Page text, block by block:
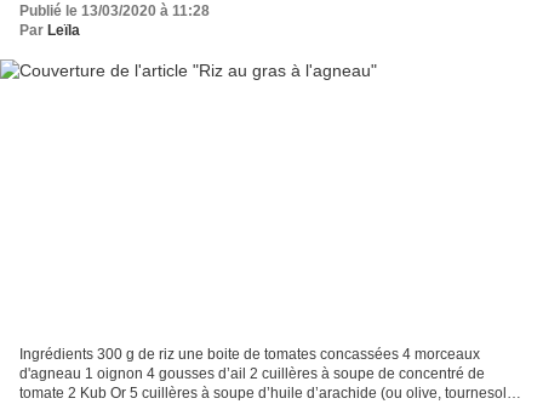
Publié le 13/03/2020 à 11:28
Par Leïla
Ingrédients 300 g de riz une boite de tomates concassées 4 morceaux
d'agneau 1 oignon 4 gousses d’ail 2 cuillères à soupe de concentré de
tomate 2 Kub Or 5 cuillères à soupe d’huile d’arachide (ou olive, tournesol...)